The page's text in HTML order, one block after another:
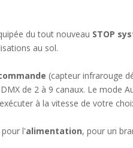
du tout nouveau STOP
au sol.
(capteur infrarouge
de 2 à 9 canaux. Le mode
à la vitesse de votre
l'alimentation, pour un